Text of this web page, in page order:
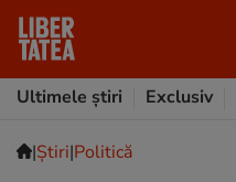
Ultimele știri
Exclusiv
|Ştiri|Politică